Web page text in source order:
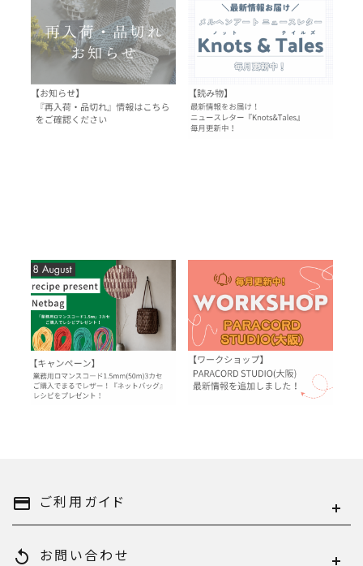
品切れ・再入荷のお知らせ
※8/3更新
2026.08.03
お知らせ
ニュースレター
『Knots&Tales』8月号
2026.08.01
【8月レシピプレゼント】まる
でレザー！ロマンスコードで
つくる『ネットバッグ』
2026.07.31
topic
お知らせ
過去のレシピプレゼント
リニューアルオープン！
PARACORD STUDIO（大
阪）開催ワークショップのご
案内
2026.07.29
topic
お知らせ
ワークショップ
payment ご利用ガイド
replay お問い合わせ